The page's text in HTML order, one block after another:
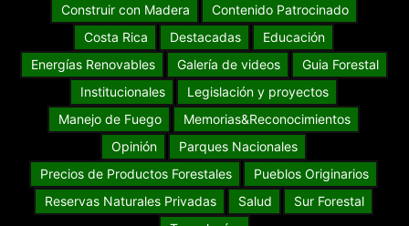
Construir con Madera
Contenido Patrocinado
Costa Rica
Destacadas
Educación
Energías Renovables
Galería de videos
Guia Forestal
Institucionales
Legislación y proyectos
Manejo de Fuego
Memorias&Reconocimientos
Opinión
Parques Nacionales
Precios de Productos Forestales
Pueblos Originarios
Reservas Naturales Privadas
Salud
Sur Forestal